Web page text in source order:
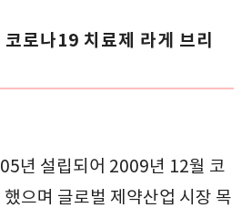
로나19 치료제 라게 브리
년 설립되어 2009년 12월 코
으며 글로벌 제약산업 시장 목